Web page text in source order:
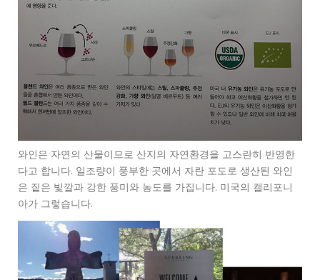
와인은 자연의 산물이므로 산지의 자연환경을 고스란히 반영한
다고 합니다. 일조량이 풍부한 곳에서 자란 포도로 생산된 와인
은 짙은 빛깔과 강한 풍미와 농도를 가집니다. 미국의 캘리포니
아가 그렇습니다.